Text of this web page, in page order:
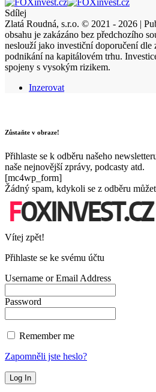
Sdílej
Zlatá Roudná, s.r.o. © 2021 - 2026 |
obsahu je zakázáno bez předchozího
neslouží jako investiční doporučení dle
podnikání na kapitálovém trhu.
spojeny s vysokým rizikem.
Inzerovat
Zůstaňte v obraze!
Přihlaste se k odběru našeho
naše nejnovější zprávy, podcasty atd.
[mc4wp_form]
Žádný spam, kdykoli se z odběru
Vítej zpět!
Přihlaste se ke svému účtu
Username or Email Address
Password
Remember me
Zapomněli jste heslo?